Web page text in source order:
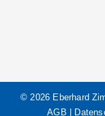
© 2026 Eberhard
AGB